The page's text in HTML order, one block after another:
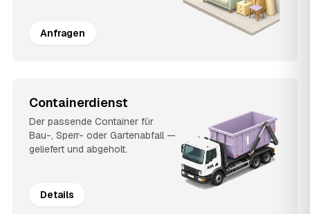
Anfragen
Containerdienst
Der passende Container für
Bau-, Sperr- oder Gartenabfall —
geliefert und abgeholt.
Details